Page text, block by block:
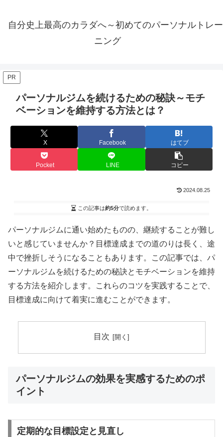
自分史上最高のカラダへ～初めてのパーソナルトレー
ニング
PR
パーソナルジムを続けるための秘訣～モチ
ベーションを維持する方法とは？
X Facebook はてブ
Pocket LINE コピー
2024.08.25
この記事は約5分で読めます。
パーソナルジムに通い始めたものの、継続することが難し
いと感じていませんか？目標達成までの道のりは長く、途
中で挫折しそうになることもあります。この記事では、パ
ーソナルジムを続けるための秘訣とモチベーションを維持
する方法を紹介します。これらのコツを実践することで、
目標達成に向けて着実に進むことができます。
目次
パーソナルジムの効果を実感するためのポ
イント
定期的な目標設定と見直し